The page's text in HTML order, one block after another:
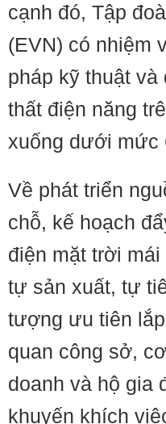
cạnh đó, Tập
(EVN) có nhiệm
pháp kỹ thuật và
thất điện năng
xuống dưới mức
Về phát triển
chỗ, kế hoạch
điện mặt trời
tự sản xuất, tự
tượng ưu tiên
quan công sở,
doanh và hộ gia
khuyến khích